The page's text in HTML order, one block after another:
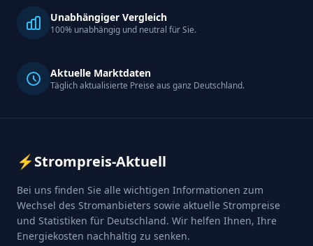
Unabhängiger Vergleich
100% unabhängig und neutral für Sie.
Aktuelle Marktdaten
Täglich aktualisierte Preise aus ganz Deutschland.
⚡Strompreis-Aktuell
Bei uns finden Sie alle wichtigen Informationen zum
Wechsel des Stromanbieters sowie aktuelle Strompreise
und Statistiken für Deutschland. Wir helfen Ihnen, Ihre
Energiekosten nachhaltig zu senken.